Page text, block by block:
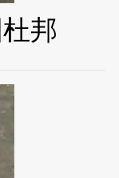
邦